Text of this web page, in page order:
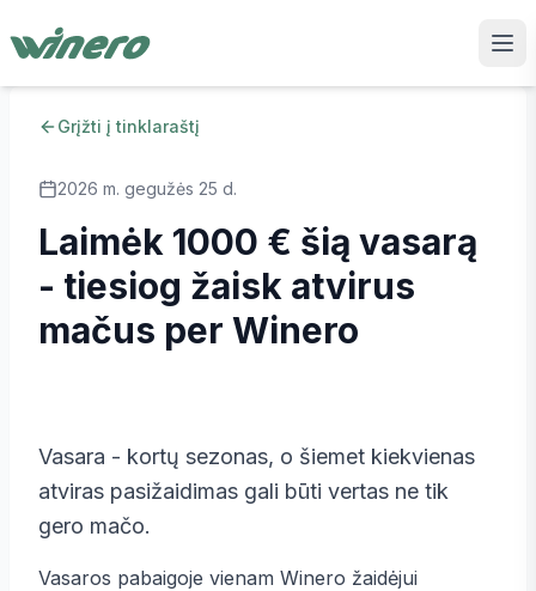
Grįžti į tinklaraštį
2026 m. gegužės 25 d.
Laimėk 1000 € šią vasarą
- tiesiog žaisk atvirus
mačus per Winero
Vasara - kortų sezonas, o šiemet kiekvienas
atviras pasižaidimas gali būti vertas ne tik
gero mačo.
Vasaros pabaigoje vienam Winero žaidėjui